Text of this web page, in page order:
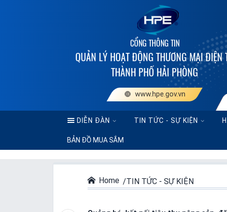
Cổng thông tin quản lý hoạt động thương mại điện tử thành
CỔNG THÔNG TIN
QUẢN LÝ HOẠT ĐỘNG THƯƠNG MẠI ĐIỆN
THÀNH PHỐ HẢI PHÒNG
www.hpe.gov.vn
DIỄN ĐÀN TIN TỨC - SỰ KIỆN
BẢN ĐỒ MUA SẮM
Home TIN TỨC - SỰ KIỆN